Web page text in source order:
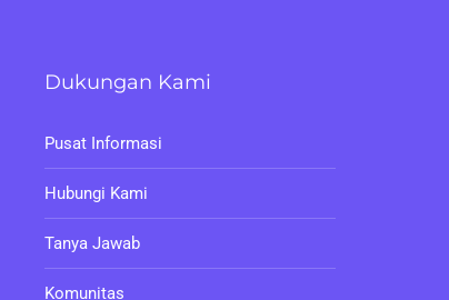
Dukungan Kami
Pusat Informasi
Hubungi Kami
Tanya Jawab
Komunitas